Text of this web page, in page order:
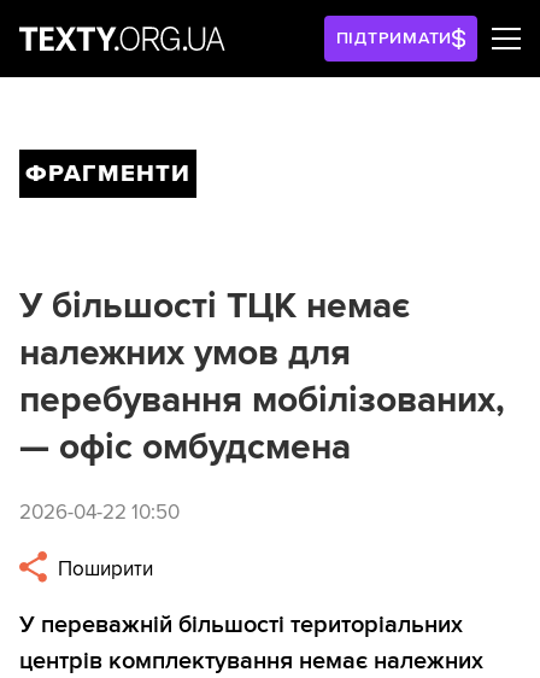
ПІДТРИМАТИ
ФРАГМЕНТИ
У більшості ТЦК немає
належних умов для
перебування мобілізованих,
— офіс омбудсмена
2026-04-22 10:50
Поширити
У переважній більшості територіальних
центрів комплектування немає належних